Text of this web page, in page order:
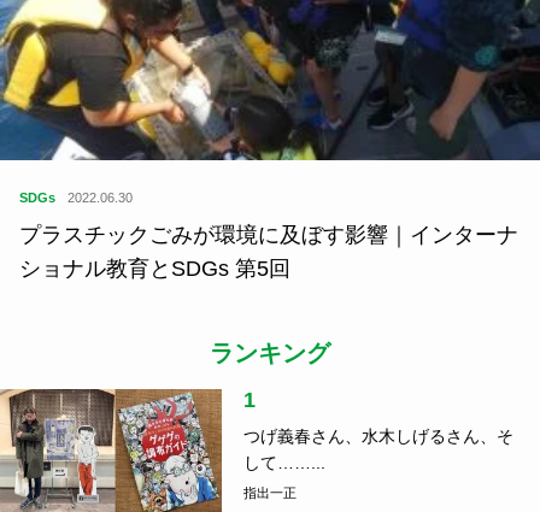
SDGs 2022.06.30
プラスチックごみが環境に及ぼす影響｜インターナ
ショナル教育とSDGs 第5回
ランキング
1
つげ義春さん、水木しげるさん、そ
して……...
指出一正